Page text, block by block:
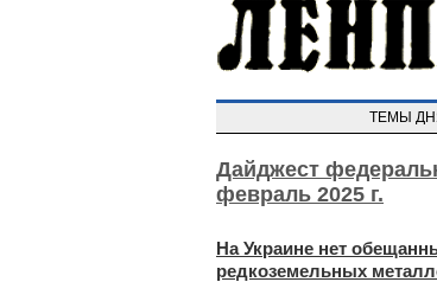
ТЕМЫ
Дайджест
февраль 2025 г.
На Украине нет
редкоземельных